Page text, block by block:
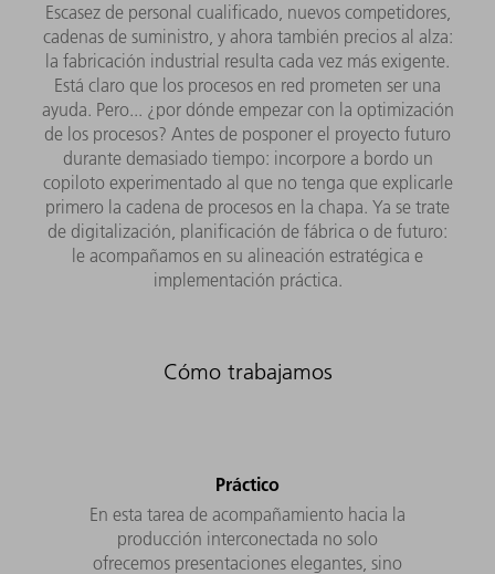
Escasez de personal cualificado, nuevos competidores,
cadenas de suministro, y ahora también precios al alza:
la fabricación industrial resulta cada vez más exigente.
Está claro que los procesos en red prometen ser una
ayuda. Pero... ¿por dónde empezar con la optimización
de los procesos? Antes de posponer el proyecto futuro
durante demasiado tiempo: incorpore a bordo un
copiloto experimentado al que no tenga que explicarle
primero la cadena de procesos en la chapa. Ya se trate
de digitalización, planificación de fábrica o de futuro:
le acompañamos en su alineación estratégica e
implementación práctica.
Cómo trabajamos
Práctico
En esta tarea de acompañamiento hacia la
producción interconectada no solo
ofrecemos presentaciones elegantes, sino